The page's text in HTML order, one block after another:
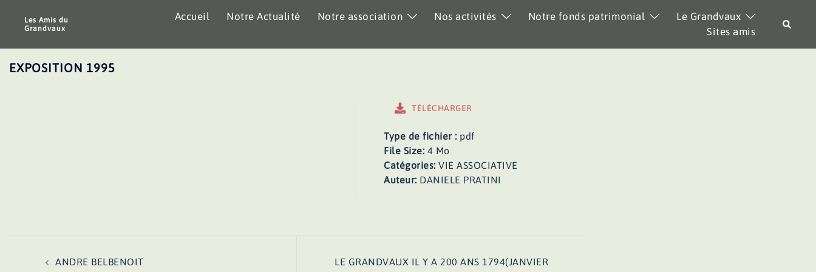
Les Amis du
Grandvaux
Accueil Notre Actualité Notre association Nos activités Notre fonds patrimonial
Le Grandvaux
Sites amis
EXPOSITION 1995
TÉLÉCHARGER
Type de fichier : pdf
File Size: 4 Mo
Catégories:VIE ASSOCIATIVE
Auteur: DANIELE PRATINI
ANDRE BELBENOIT
LE GRANDVAUX IL Y A 200 ANS 1794(JANVIER